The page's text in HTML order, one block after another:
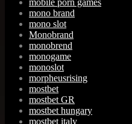
mobile porn games
mono brand
mono slot
Monobrand
monobrend
monogame
monoslot
morpheusrising
mostbet
mostbet GR
mostbet hungary
mostbet italy